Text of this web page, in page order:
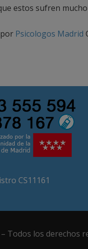
estos sufren
Psicologos Madrid
CS11161
Todos los derechos